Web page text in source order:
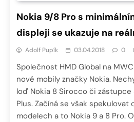
Nokia 9/8 Pro s
displeji se ukazuje na
Adolf Pupík 03.04.2018 0
Společnost HMD Global na
nové mobily značky Nokia.
loď Nokia 8 Sirocco či
Plus. Začíná se však spekulovat
modelech a to Nokia 9 a 8 Pro.